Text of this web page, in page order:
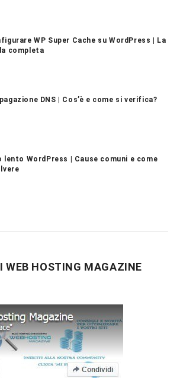
WP Super Cache su WordPress | La
completa
DNS | Cos’è e come si verifica?
lento WordPress | Cause comuni e come
WEB HOSTING MAGAZINE